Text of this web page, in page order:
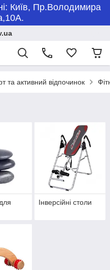
Київ, Пр.Володимира
та активний відпочинок
Інверсійні столи